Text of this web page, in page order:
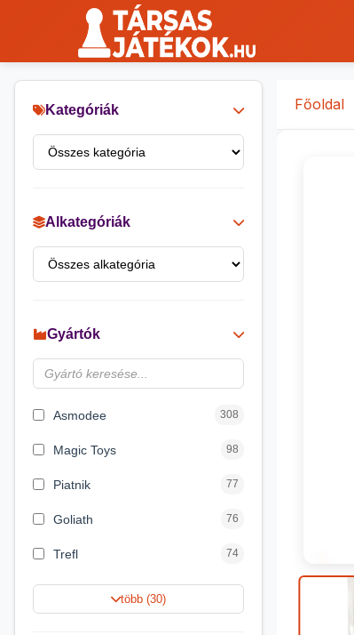
Kategóriák
Alkategóriák
Gyártók
Asmodee 308
Magic Toys 98
Piatnik 77
Goliath 76
Trefl 74
Keller&Mayer 60
több (30)
Főoldal